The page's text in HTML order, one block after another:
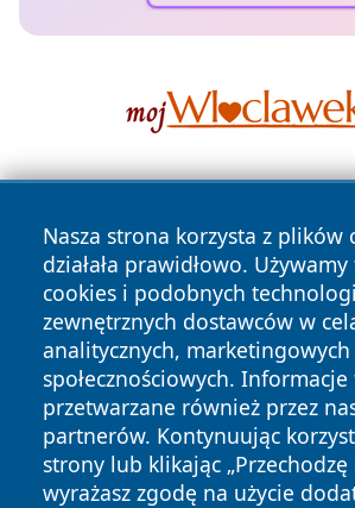
Nasza strona korzysta z plików
działała prawidłowo.
cookies i podobnych
zewnętrznych dostawców w
analitycznych, marketingowych
społecznościowych.
przetwarzane również przez
partnerów. Kontynuując
strony lub klikając
wyrażasz zgodę na użycie
Copyright © 2026 24piaseczno.pl
zastrzeżone.
News Autorzy
Polityka
Prywatności